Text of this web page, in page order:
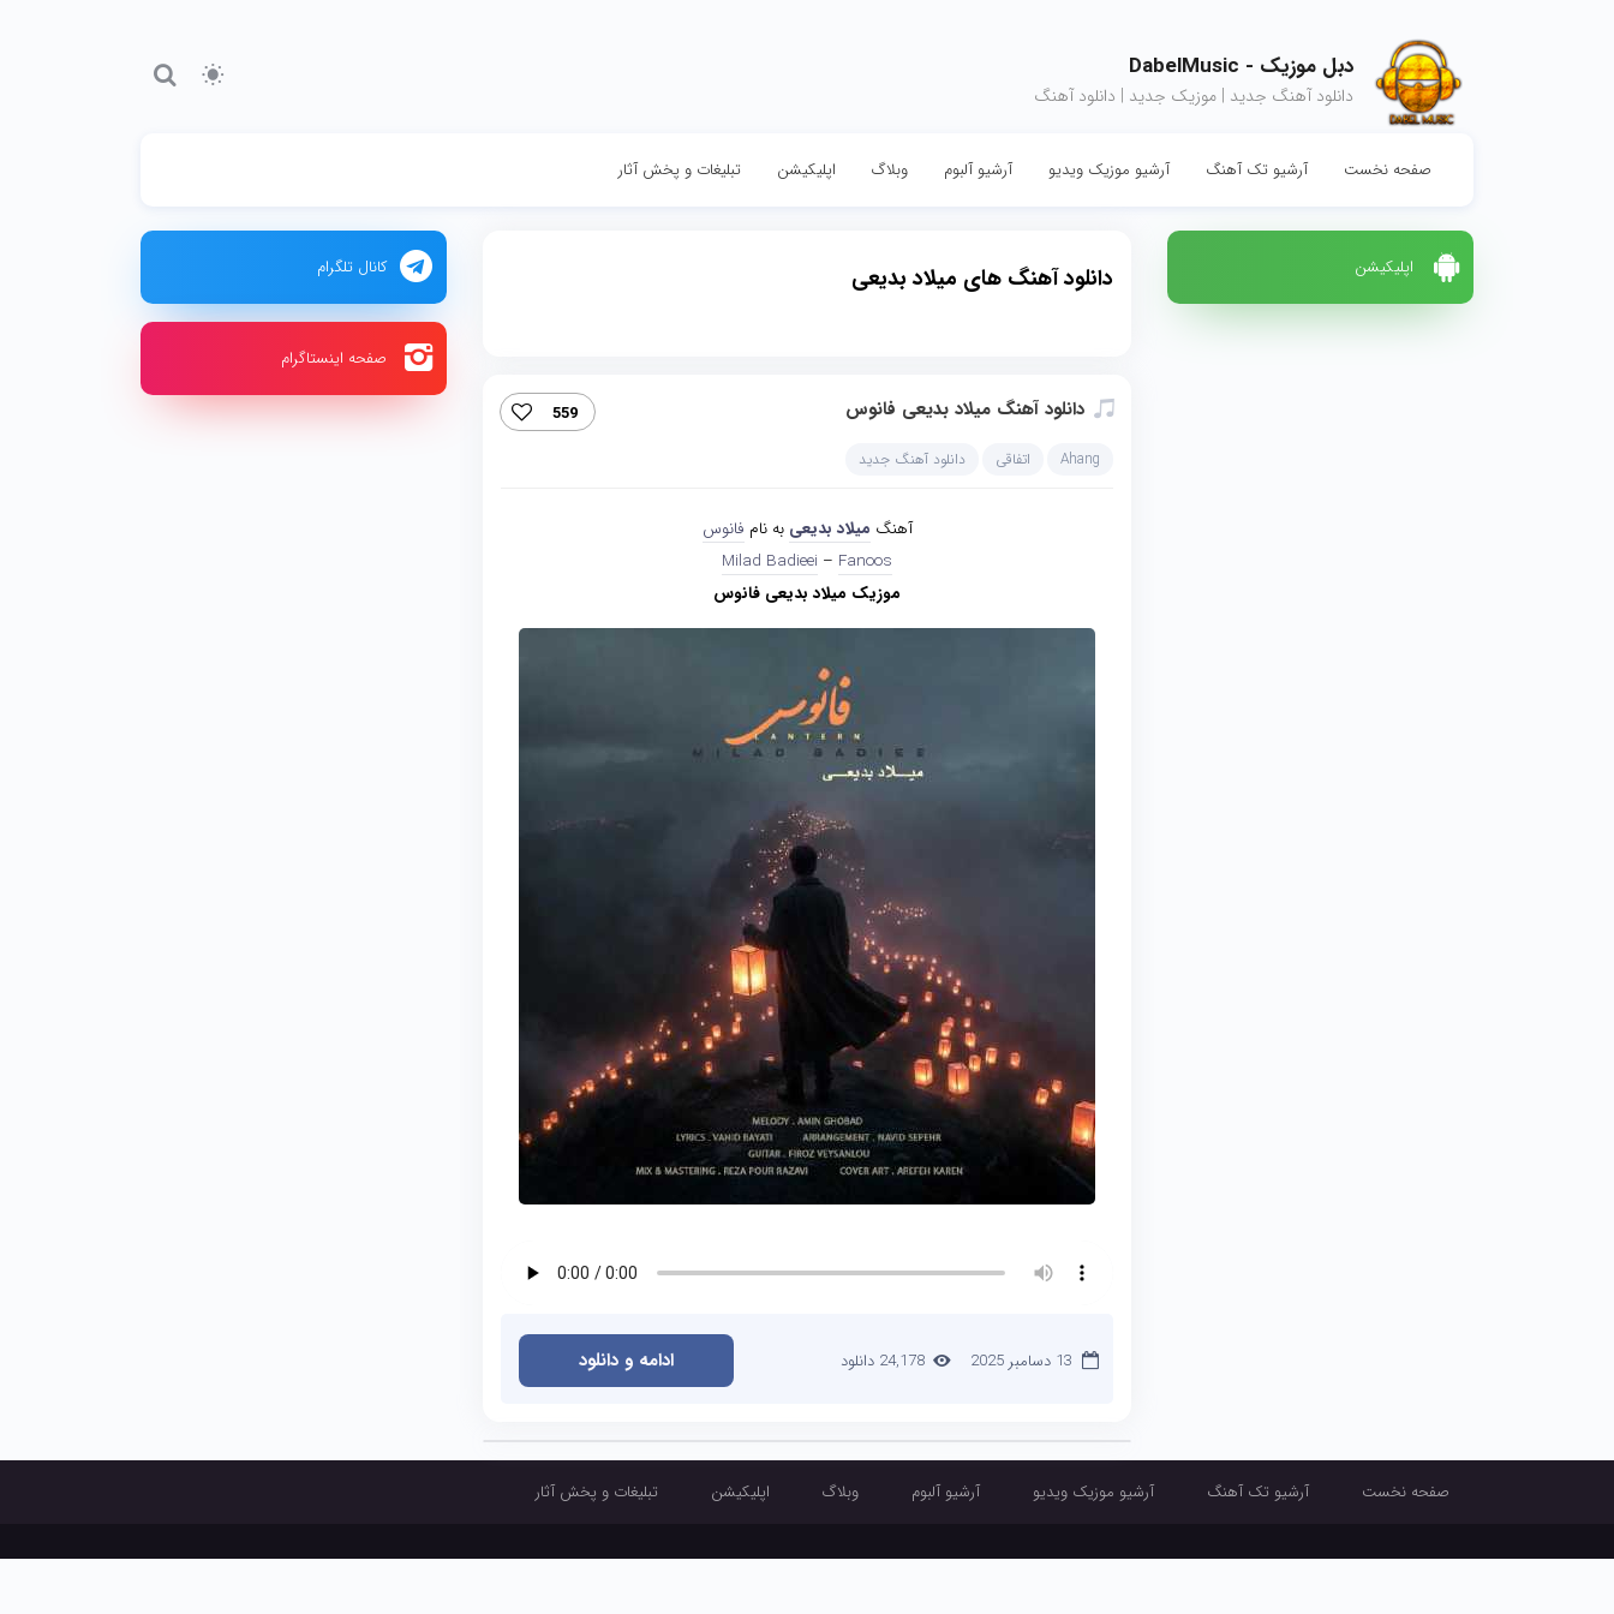
دبل موزیک - DabelMusic
دانلود آهنگ جدید | موزیک جدید | دانلود آهنگ
صفحه نخست آرشیو تک آهنگ آرشیو موزیک ویدیو آرشیو آلبوم وبلاگ اپلیکیشن تبلیغات و پخش آثار
اپلیکیشن دانلود آهنگ های میلاد بدیعی
دانلود آهنگ میلاد بدیعی فانوس 559
Ahang اتفاقی دانلود آهنگ جدید
آهنگ میلاد بدیعی به نام فانوس
Milad Badieei – Fanoos
موزیک میلاد بدیعی فانوس
13 دسامبر 2025 24,178 دانلود ادامه و دانلود
کانال تلگرام
صفحه اینستاگرام
صفحه نخست آرشیو تک آهنگ آرشیو موزیک ویدیو آرشیو آلبوم وبلاگ اپلیکیشن تبلیغات و پخش آثار